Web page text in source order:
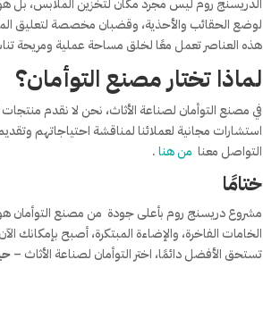
الدريسنج روم ليس مجرد مكان لتخزين الملابس، بل
لوضع الحقائب والأحذية، وقضبان مخصصة لتعليق
هذه العناصر تعمل معًا لخلق مساحة عملية ومريحة
لماذا تختارمصنع التوأمان؟
في مصنع التوأمان لصناعة الأثاث، نحن لا نقدم
استشارات مجانية لعملائنا لمناقشة احتياجاتهم
التواصل معنا من هنا.
ختامًا
مشروع دريسنج روم بأعلى جودة من مصنع التوأمان
الخامات الفاخرة، والإضاءة المبتكرة، أصبح
تستحق الأفضل دائمًا، اختر التوأمان لصناعة الأثاث –